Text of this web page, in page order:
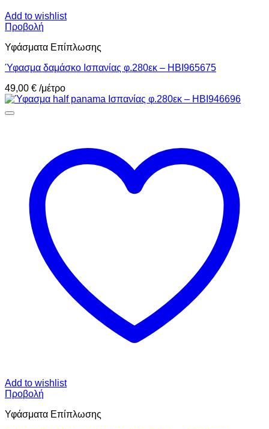
Add to wishlist
Προβολή
Υφάσματα Επίπλωσης
Ύφασμα δαμάσκο Ισπανίας φ.280εκ – HBI965675
49,00 € /μέτρο
Add to wishlist
Προβολή
Υφάσματα Επίπλωσης